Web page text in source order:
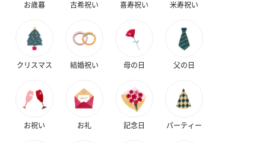
梱します。
い。パッケージに入れてお届けします。
お歳暮 古希祝い 喜寿祝い 米寿祝い
クリスマス 結婚祝い 母の日 父の日
お祝い お礼 記念日 パーティー